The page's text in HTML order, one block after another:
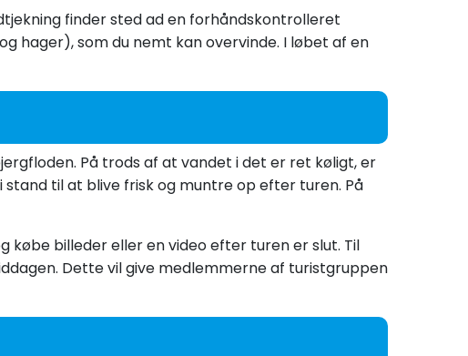
finder sted ad en forhåndskontrolleret
hager), som du nemt kan overvinde. I løbet af en
På trods af at vandet i det er ret køligt, er
til at blive frisk og muntre op efter turen. På
købe billeder eller en video efter turen er slut. Til
Dette vil give medlemmerne af turistgruppen